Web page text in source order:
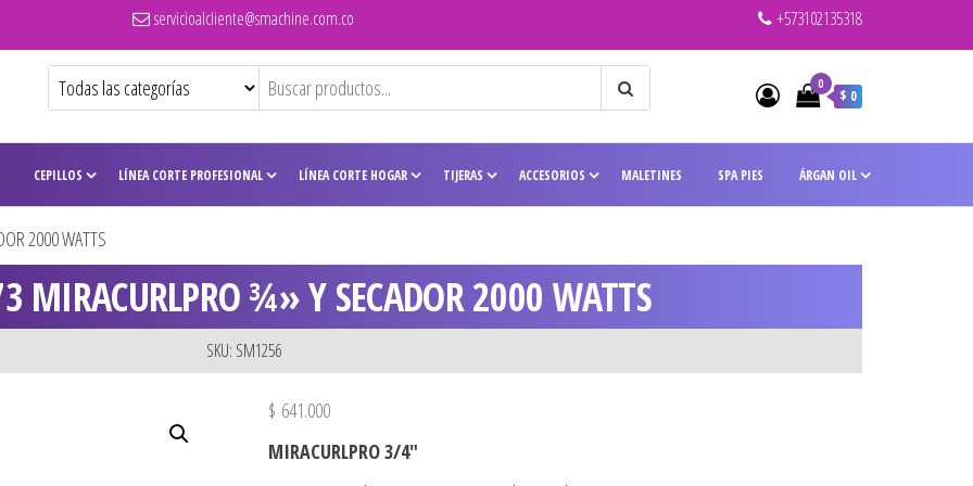
servicioalcliente@smachine.com.co +573102135318
0
$ 0
CEPILLOS LÍNEA CORTE PROFESIONAL LÍNEA CORTE HOGAR TIJERAS ACCESORIOS MALETINES SPA PIES ÁRGAN OIL
2000 WATTS
MIRACURLPRO ¾» Y SECADOR 2000 WATTS
SKU: SM1256
$ 641.000
MIRACURLPRO 3/4″